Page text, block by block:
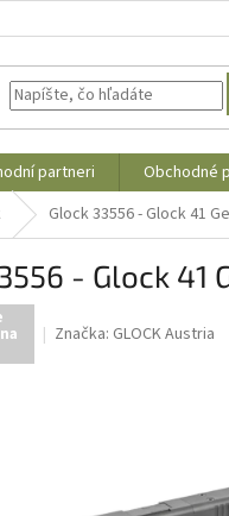
partneri
Obchodné
Glock 33556 - Glock 41
- Glock 41
Značka: GLOCK Austria